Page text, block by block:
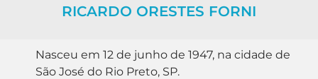
RICARDO ORESTES FORNI
Nasceu em 12 de junho de 1947, na cidade de
São José do Rio Preto, SP.